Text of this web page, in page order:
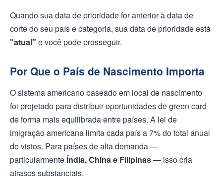
Quando sua data de prioridade for anterior à data de
corte do seu país e categoria, sua data de prioridade está
"atual" e você pode prosseguir.
Por Que o País de Nascimento Importa
O sistema americano baseado em local de nascimento
foi projetado para distribuir oportunidades de green card
de forma mais equilibrada entre países. A lei de
imigração americana limita cada país a 7% do total anual
de vistos. Para países de alta demanda —
particularmente Índia, China e Filipinas— isso cria
atrasos substanciais.